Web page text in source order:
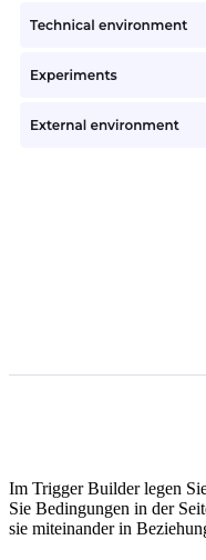
Im Trigger Builder legen
Sie Bedingungen in der
sie miteinander in